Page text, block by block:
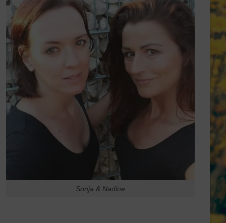
Sonja & Nadine